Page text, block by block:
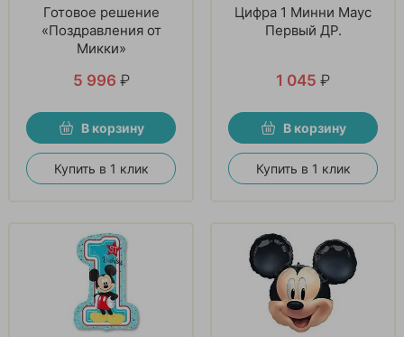
Готовое решение
«Поздравления от
Микки»
5 996 ₽
В корзину
Купить в 1 клик
Цифра 1 Минни Маус
Первый ДР.
1 045 ₽
В корзину
Купить в 1 клик